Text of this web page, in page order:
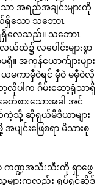
ာ အရည်အချင်းများကို
သော သဘောၤ
ရှိလေသည်။ သဘောၤ
ထဲ၌ လပေါင်းများစွာ
။ အကုန်ယောက်ျားများ
ယမကာမှီဝဲရင် မှီဝဲ မမှီဝဲလို
လိုပါက ဂိမ်းဆော့ရုံသာရှိ
ေတ်စားသောအခါ အင်
ဆိုရှယ်မီဒီယာများ
ျင်းဖြေစရာ မိသားစု
ကဏ္ဍအသီးသီးကို ရှာဖွေ
များကလည်း ရုပ်ရှင်ဆိုဒ်